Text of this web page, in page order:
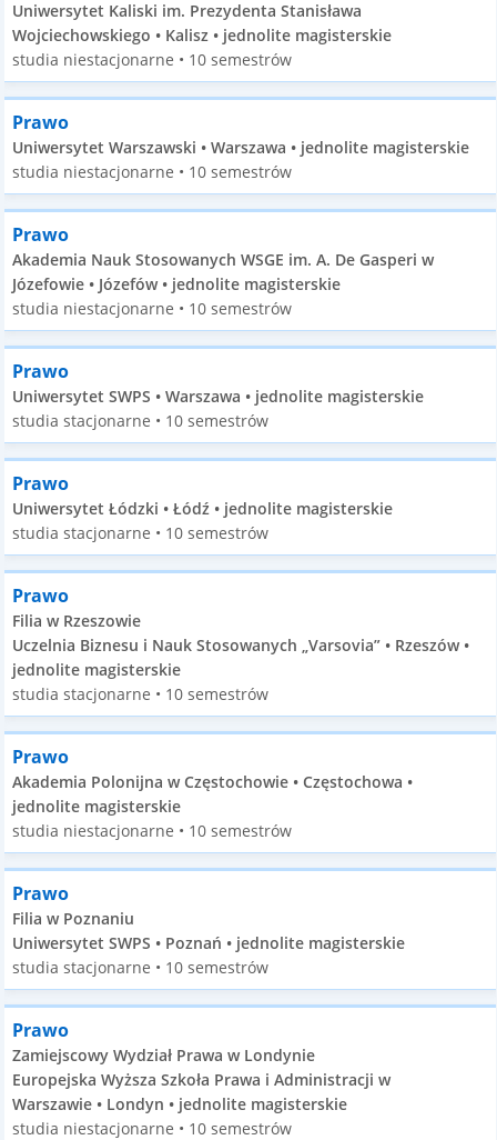
Uniwersytet Kaliski im. Prezydenta Stanisława
Wojciechowskiego • Kalisz • jednolite magisterskie
studia niestacjonarne • 10 semestrów
Prawo
Uniwersytet Warszawski • Warszawa • jednolite magisterskie
studia niestacjonarne • 10 semestrów
Prawo
Akademia Nauk Stosowanych WSGE im. A. De Gasperi w
Józefowie • Józefów • jednolite magisterskie
studia niestacjonarne • 10 semestrów
Prawo
Uniwersytet SWPS • Warszawa • jednolite magisterskie
studia stacjonarne • 10 semestrów
Prawo
Uniwersytet Łódzki • Łódź • jednolite magisterskie
studia stacjonarne • 10 semestrów
Prawo
Filia w Rzeszowie
Uczelnia Biznesu i Nauk Stosowanych „Varsovia” • Rzeszów •
jednolite magisterskie
studia stacjonarne • 10 semestrów
Prawo
Akademia Polonijna w Częstochowie • Częstochowa •
jednolite magisterskie
studia niestacjonarne • 10 semestrów
Prawo
Filia w Poznaniu
Uniwersytet SWPS • Poznań • jednolite magisterskie
studia stacjonarne • 10 semestrów
Prawo
Zamiejscowy Wydział Prawa w Londynie
Europejska Wyższa Szkoła Prawa i Administracji w
Warszawie • Londyn • jednolite magisterskie
studia niestacjonarne • 10 semestrów